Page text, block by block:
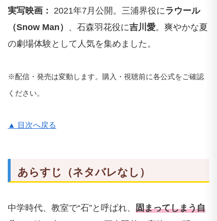
実写映画： 2021年7月公開。三浦界役にラウール
（Snow Man） 、石森羽花役に吉川愛。爽やかな夏
の劇場体験として人気を集めました。
※配信・発売は変動します。購入・視聴前に各公式をご確認
ください。
▲ 目次へ戻る
あらすじ（ネタバレなし）
中学時代、教室で“石”と呼ばれ、 固まってしまう自